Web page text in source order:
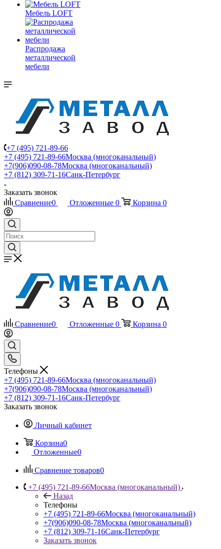
Мебель LOFT
Распродажа
металлической
мебели
+7 (495) 721-89-66
+7 (495) 721-89-66Москва (многоканальный)
+7(906)090-08-78Москва (многоканальный)
+7 (812) 309-71-16Санк-Петербург
Заказать звонок
Сравнение0 Отложенные 0 Корзина 0
Сравнение0 Отложенные 0 Корзина 0
Телефоны
+7 (495) 721-89-66Москва (многоканальный)
+7(906)090-08-78Москва (многоканальный)
+7 (812) 309-71-16Санк-Петербург
Заказать звонок
Личный кабинет
Корзина0
Отложенные0
Сравнение товаров0
+7 (495) 721-89-66Москва (многоканальный)
Назад
Телефоны
+7 (495) 721-89-66Москва (многоканальный)
+7(906)090-08-78Москва (многоканальный)
+7 (812) 309-71-16Санк-Петербург
Заказать звонок